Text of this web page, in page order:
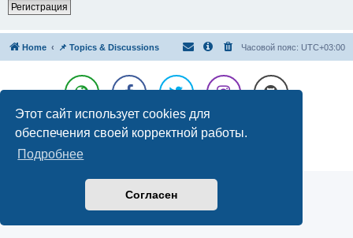
Этот сайт использует cookies для
обеспечения своей корректной работы.
Подробнее
Согласен
Регистрация
Home 📌 Topics & Discussions Часовой пояс: UTC+03:00
Создано на основе
® Forum Software © phpBB Limited
Русская поддержка phpBB